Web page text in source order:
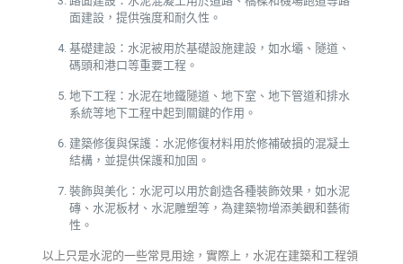
面建設，提供強度和耐久性。
基礎建設：水泥被用於基礎設施建設，如水壩、隧道、
碼頭和港口等重要工程。
地下工程：水泥在地鐵隧道、地下室、地下管道和排水
系統等地下工程中起到關鍵的作用。
建築修復與保護：水泥修復材料用於修補破損的混凝土
結構，並提供保護和加固。
裝飾與美化：水泥可以用於創造各種裝飾效果，如水泥
磚、水泥板材、水泥雕塑等，為建築物增添美觀和藝術
性。
以上只是水泥的一些常見用途，實際上，水泥在建築和工程領